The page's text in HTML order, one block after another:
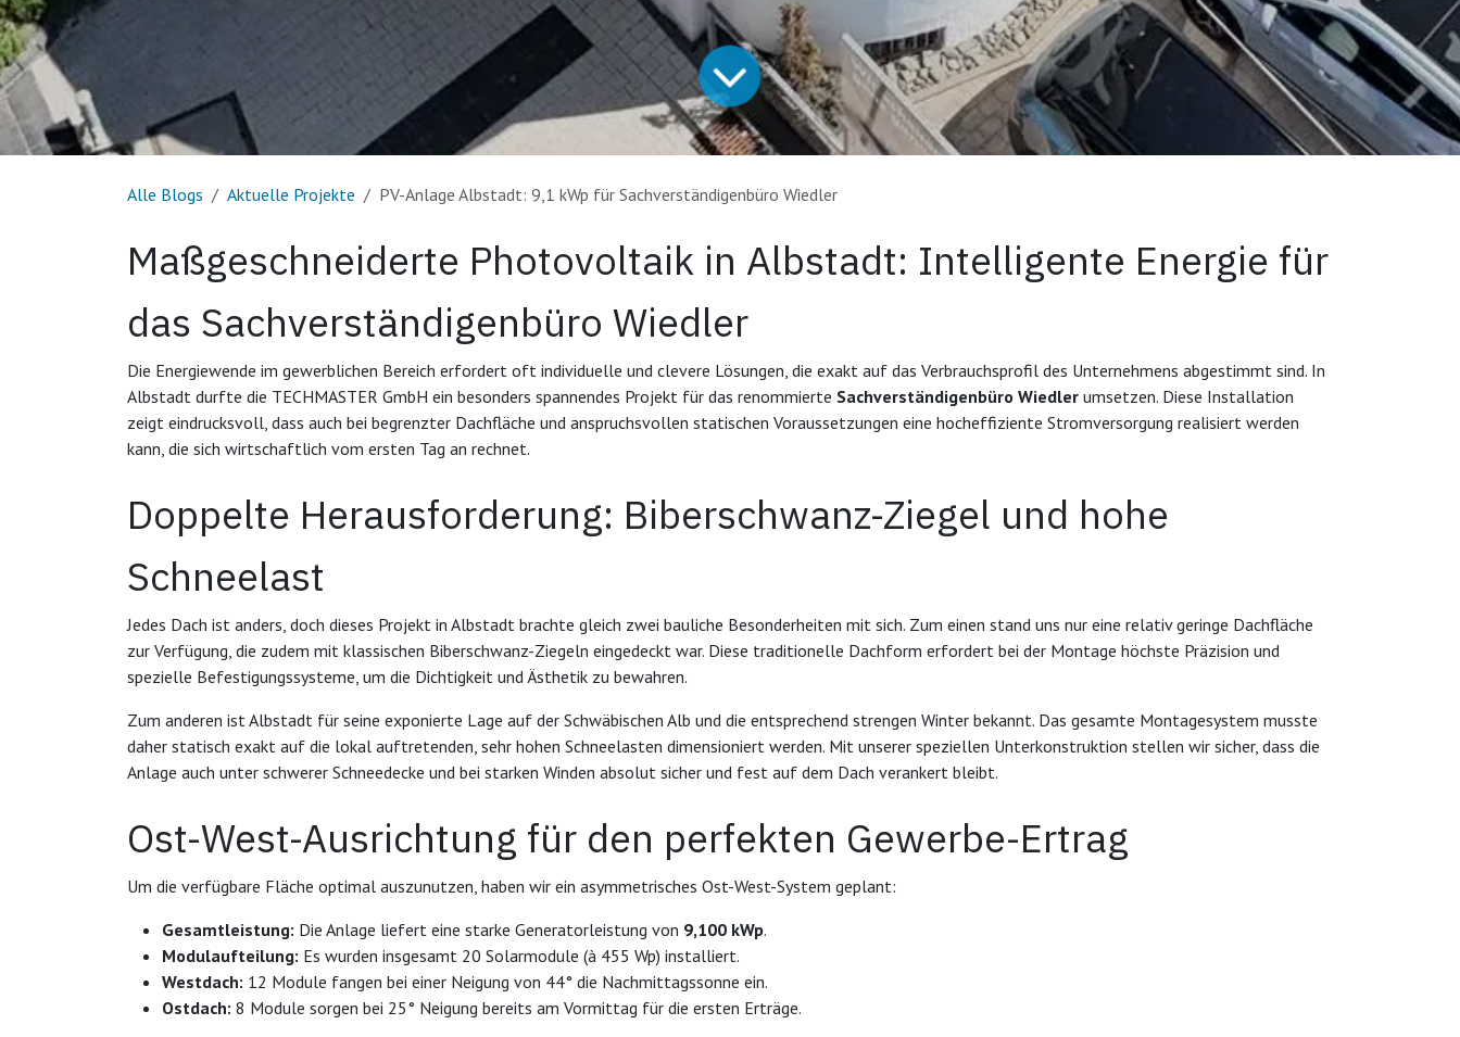
Alle Blogs Aktuelle Projekte PV-Anlage Albstadt: 9,1 kWp für Sachverständigenbüro Wiedler
Maßgeschneiderte Photovoltaik in Albstadt: Intelligente Energie für
das Sachverständigenbüro Wiedler
Die Energiewende im gewerblichen Bereich erfordert oft individuelle und clevere Lösungen, die exakt auf das Verbrauchsprofil des Unternehmens abgestimmt sind. In
Albstadt durfte die TECHMASTER GmbH ein besonders spannendes Projekt für das renommierte Sachverständigenbüro Wiedler umsetzen. Diese Installation
zeigt eindrucksvoll, dass auch bei begrenzter Dachfläche und anspruchsvollen statischen Voraussetzungen eine hocheffiziente Stromversorgung realisiert werden
kann, die sich wirtschaftlich vom ersten Tag an rechnet.
Doppelte Herausforderung: Biberschwanz-Ziegel und hohe
Schneelast
Jedes Dach ist anders, doch dieses Projekt in Albstadt brachte gleich zwei bauliche Besonderheiten mit sich. Zum einen stand uns nur eine relativ geringe Dachfläche
zur Verfügung, die zudem mit klassischen Biberschwanz-Ziegeln eingedeckt war. Diese traditionelle Dachform erfordert bei der Montage höchste Präzision und
spezielle Befestigungssysteme, um die Dichtigkeit und Ästhetik zu bewahren.
Zum anderen ist Albstadt für seine exponierte Lage auf der Schwäbischen Alb und die entsprechend strengen Winter bekannt. Das gesamte Montagesystem musste
daher statisch exakt auf die lokal auftretenden, sehr hohen Schneelasten dimensioniert werden. Mit unserer speziellen Unterkonstruktion stellen wir sicher, dass die
Anlage auch unter schwerer Schneedecke und bei starken Winden absolut sicher und fest auf dem Dach verankert bleibt.
Ost-West-Ausrichtung für den perfekten Gewerbe-Ertrag
Um die verfügbare Fläche optimal auszunutzen, haben wir ein asymmetrisches Ost-West-System geplant:
Gesamtleistung: Die Anlage liefert eine starke Generatorleistung von 9,100 kWp.
Modulaufteilung: Es wurden insgesamt 20 Solarmodule (à 455 Wp) installiert.
Westdach: 12 Module fangen bei einer Neigung von 44° die Nachmittagssonne ein.
Ostdach: 8 Module sorgen bei 25° Neigung bereits am Vormittag für die ersten Erträge.